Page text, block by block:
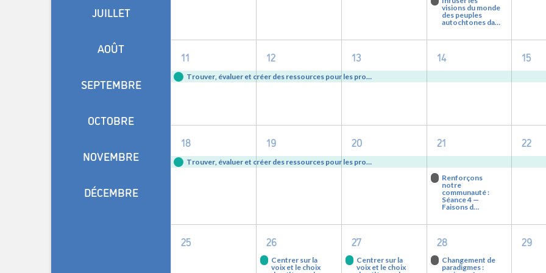
visions du monde
des peuples
autochtones da…
1
événement,
11
Trouver, évaluer et créer des ressources pour les pro…
1
événement,
12
1
événement,
13
1
événement,
14
1
15
1
événement,
18
Trouver, évaluer et créer des ressources pour les pro…
1
événement,
19
1
événement,
20
2
evenements,
21
Renforçons
notre
communauté :
Séance 4 —
Faisons d…
1
22
0
25
1
événement,
26
Centrer sur la
voix et le choix
1
événement,
27
Centrer sur la
voix et le choix
1
événement,
28
Changement de
paradigmes :
0
29
JUILLET
AOÛT
SEPTEMBRE
OCTOBRE
NOVEMBRE
DÉCEMBRE